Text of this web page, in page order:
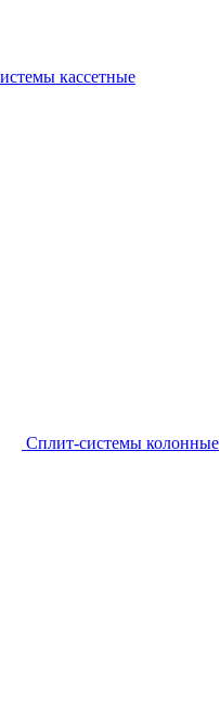
кассетные
Cплит-системы колонные